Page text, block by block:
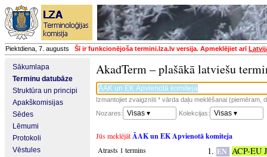
Piektdiena, 7. augusts Šī ir funkcionējoša termini.lza.lv versija. Apmeklējiet arī
Sākumlapa
Terminu datubāze
Struktūra un principi
Apakškomisijas
Sēdes
Lēmumi
Protokoli
Vēstules
AkadTerm – plašākā latviešu
Izmantojiet zvaigznīti * vārda daļu meklēšanai (piemēram,
Nozares:
Visas ▾ Kolekcijas: Visas ▾
Jūs meklējātĀAK un EK Apvienotā komiteja
Atrasts 1 termins
EN ACP-EU